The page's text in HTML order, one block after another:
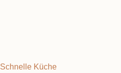
Schnelle Küche